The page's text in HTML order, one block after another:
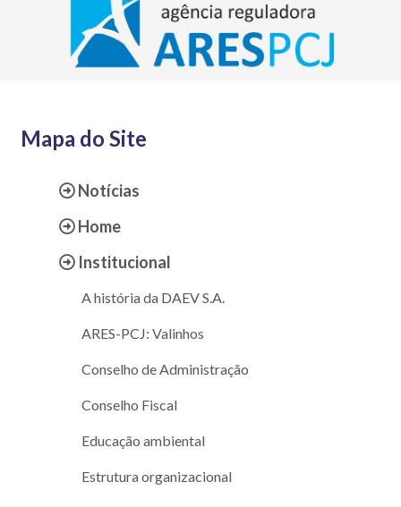
Mapa do Site
Notícias
Home
Institucional
A história da DAEV S.A.
ARES-PCJ: Valinhos
Conselho de Administração
Conselho Fiscal
Educação ambiental
Estrutura organizacional